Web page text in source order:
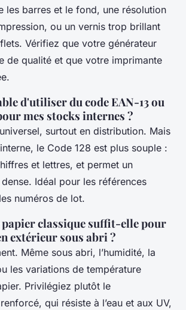
les barres et le fond, une résolution
ou un vernis trop brillant
Vérifiez que votre générateur
de qualité et que votre imprimante
d'utiliser du code EAN-13 ou
mes stocks internes ?
surtout en distribution. Mais
le Code 128 est plus souple :
et lettres, et permet un
Idéal pour les références
numéros de lot.
papier classique suffit-elle pour
extérieur sous abri ?
Même sous abri, l’humidité, la
les variations de température
Privilégiez plutôt le
qui résiste à l’eau et aux UV,